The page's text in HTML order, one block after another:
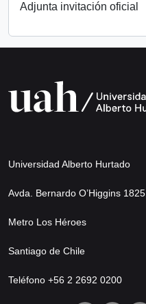
Adjunta invitación oficial
Universidad Alberto Hurtado
Avda. Bernardo O’Higgins 1825
Metro Los Héroes
Santiago de Chile
Teléfono +56 2 2692 0200